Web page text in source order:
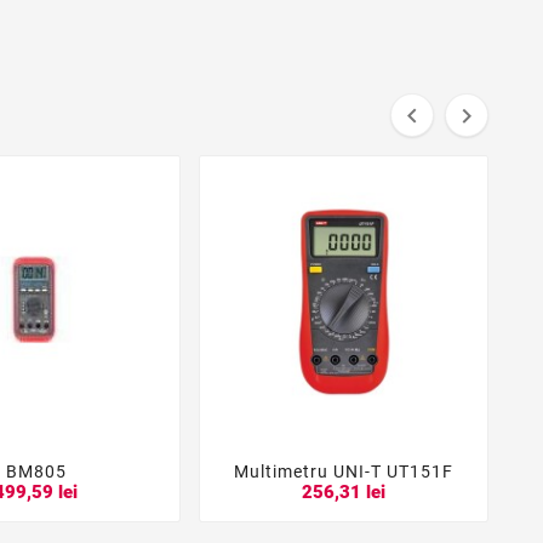
 

BM805
lei 
Multimetru UNI-T UT151F
256,31 lei